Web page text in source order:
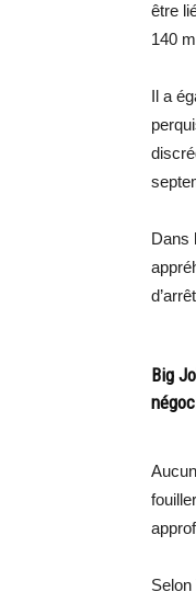
être
140
Il a
Dans
Big